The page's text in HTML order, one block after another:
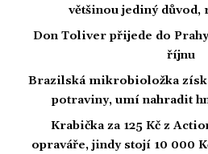
většinou jediný
Don Toliver přijede do
říjnu
Brazilská mikrobioložka
potraviny, umí nahradit
Krabička za 125 Kč z
opraváře, jindy stojí 10 000